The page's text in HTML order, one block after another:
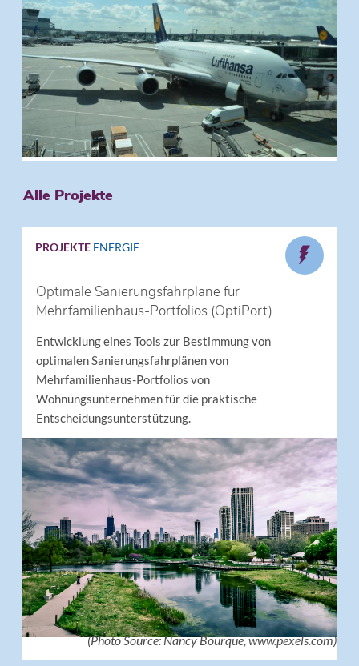
Alle Projekte
PROJEKTE ENERGIE
Optimale Sanierungsfahrpläne für
Mehrfamilienhaus-Portfolios (OptiPort)
Entwicklung eines Tools zur Bestimmung von
optimalen Sanierungsfahrplänen von
Mehrfamilienhaus-Portfolios von
Wohnungsunternehmen für die praktische
Entscheidungsunterstützung.
(Photo Source: Nancy Bourque, www.pexels.com)